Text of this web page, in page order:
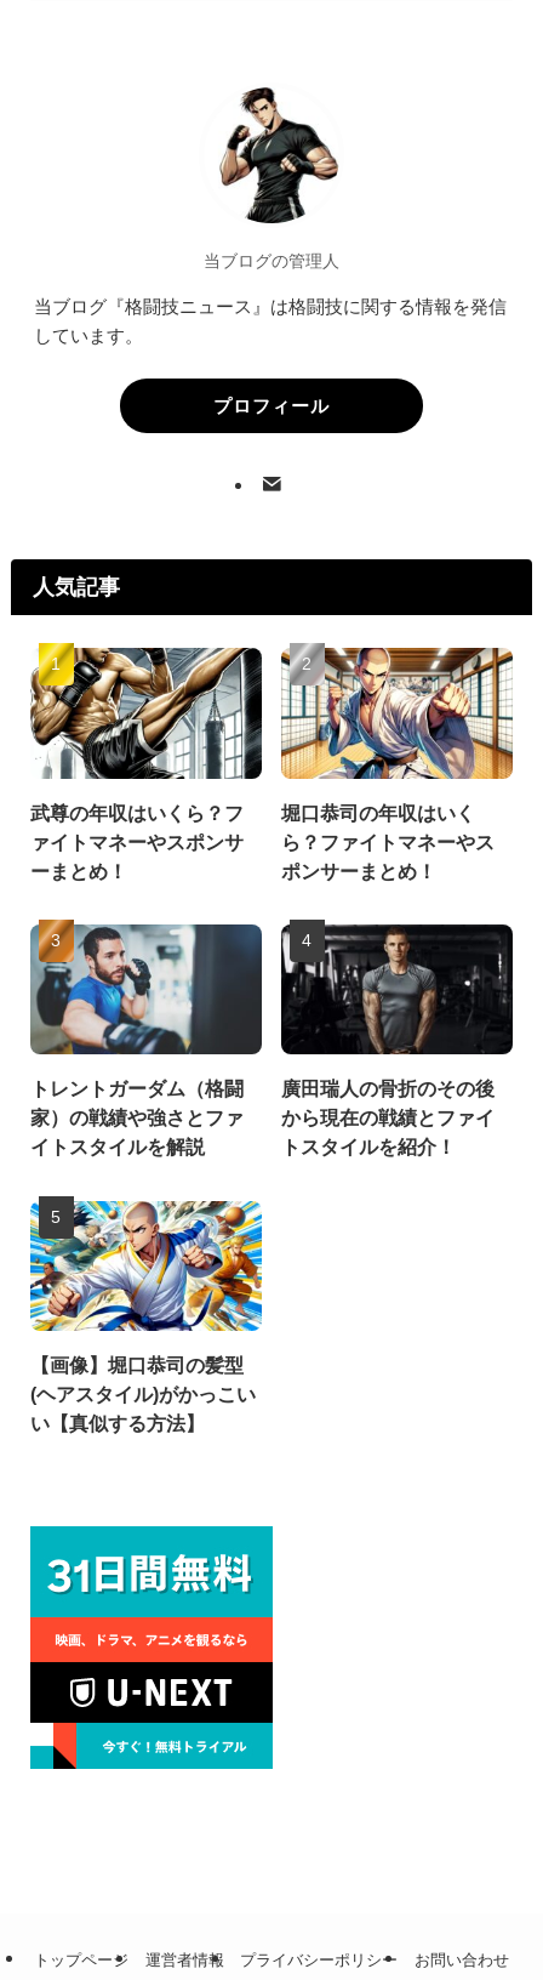
当ブログの管理人
当ブログ『格闘技ニュース』は格闘技に関する情報を発信
しています。
プロフィール
人気記事
武尊の年収はいくら？フ
ァイトマネーやスポンサ
ーまとめ！
堀口恭司の年収はいく
ら？ファイトマネーやス
ポンサーまとめ！
トレントガーダム（格闘
家）の戦績や強さとファ
イトスタイルを解説
廣田瑞人の骨折のその後
から現在の戦績とファイ
トスタイルを紹介！
【画像】堀口恭司の髪型
(ヘアスタイル)がかっこい
い【真似する方法】
トップページ 運営者情報 プライバシーポリシー お問い合わせ